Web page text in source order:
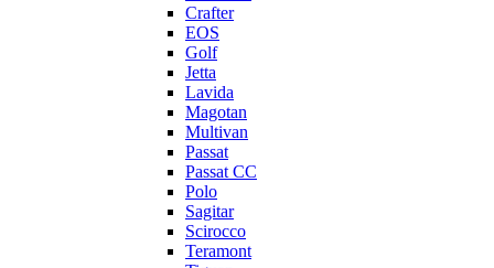
Crafter
EOS
Golf
Jetta
Lavida
Magotan
Multivan
Passat
Passat CC
Polo
Sagitar
Scirocco
Teramont